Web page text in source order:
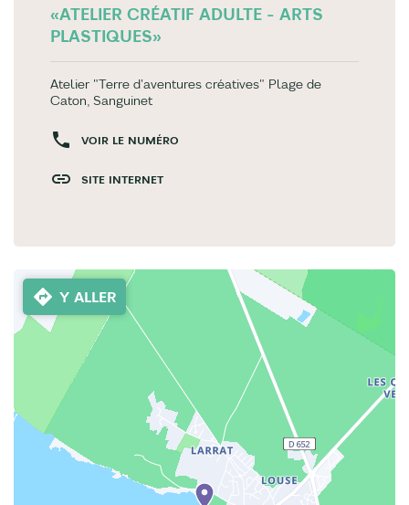
«ATELIER CRÉATIF ADULTE - ARTS
PLASTIQUES»
Atelier "Terre d'aventures créatives" Plage de
Caton, Sanguinet
VOIR LE NUMÉRO
SITE INTERNET
Y ALLER